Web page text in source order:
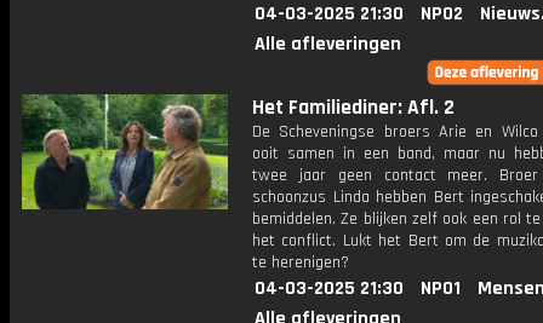
04-03-2025 21:30 NPO2
Alle afleveringen
Het Familiediner: Afl. 2
De Scheveningse broers Arie en Wilco
ooit samen in een band, maar nu
twee jaar geen contact meer.
schoonzus Linda hebben Bert
bemiddelen. Ze blijken zelf ook een rol
het conflict. Lukt het Bert om de
te herenigen?
04-03-2025 21:30 NPO1